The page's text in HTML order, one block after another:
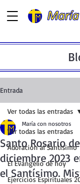
Entrada
Ver todas las entradas
Adoración al Santísimo
El Evangelio de hoy
Ejercicios Espirituales
Ver todas las entradas
Santo Rosario
diciembre 2023
el Santísimo.
María con nosotros